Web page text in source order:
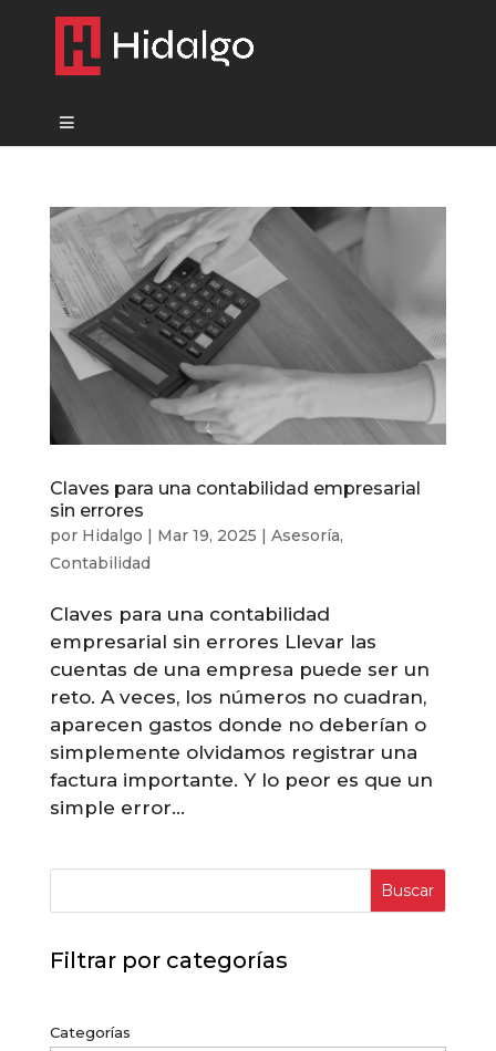
Claves para una contabilidad empresarial
sin errores
por Hidalgo | Mar 19, 2025 | Asesoría,
Contabilidad
Claves para una contabilidad
empresarial sin errores Llevar las
cuentas de una empresa puede ser un
reto. A veces, los números no cuadran,
aparecen gastos donde no deberían o
simplemente olvidamos registrar una
factura importante. Y lo peor es que un
simple error...
Buscar
Filtrar por categorías
Categorías